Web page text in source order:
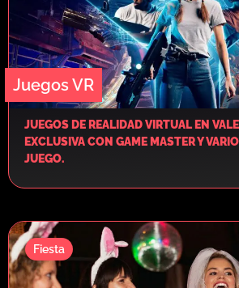
Juegos VR
JUEGOS DE REALIDAD VIRTUAL EN
EXCLUSIVA CON GAME MASTER Y
JUEGO.
Fiesta